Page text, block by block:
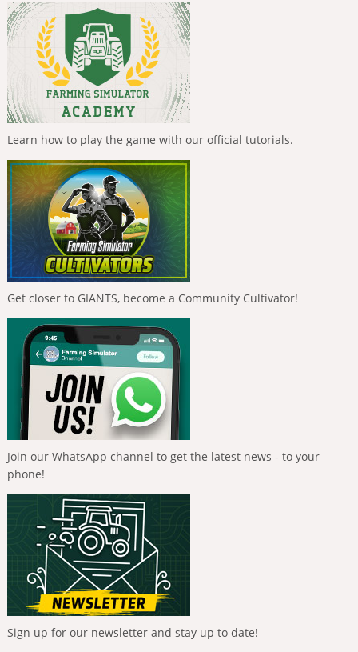
Learn how to play the game with our official tutorials.
Get closer to GIANTS, become a Community Cultivator!
Join our WhatsApp channel to get the latest news - to your
phone!
Sign up for our newsletter and stay up to date!